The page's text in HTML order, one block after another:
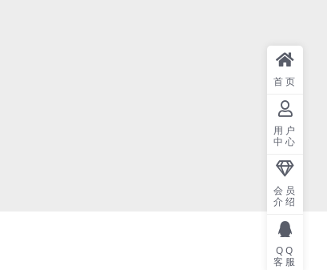
首页
用户
中心
会员
介绍
QQ
客服